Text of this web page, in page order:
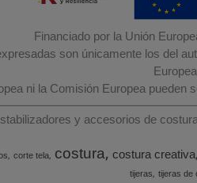
Financiado por la Unión
son únicamente los del
ni la Comisión Europea
y accesorios de
corte tela costura costura creativa
tijeras tijeras de